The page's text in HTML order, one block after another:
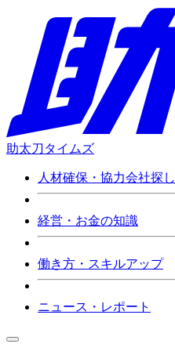
助太刀タイムズ
人材確保・協力会社探し
経営・お金の知識
働き方・スキルアップ
ニュース・レポート